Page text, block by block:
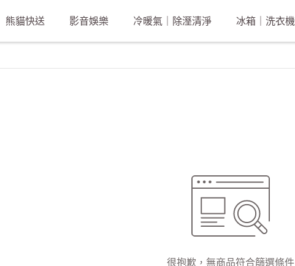
熊貓快送 影音娛樂 冷暖氣｜除溼清淨 冰箱｜洗衣機
很抱歉，無商品符合篩選條件